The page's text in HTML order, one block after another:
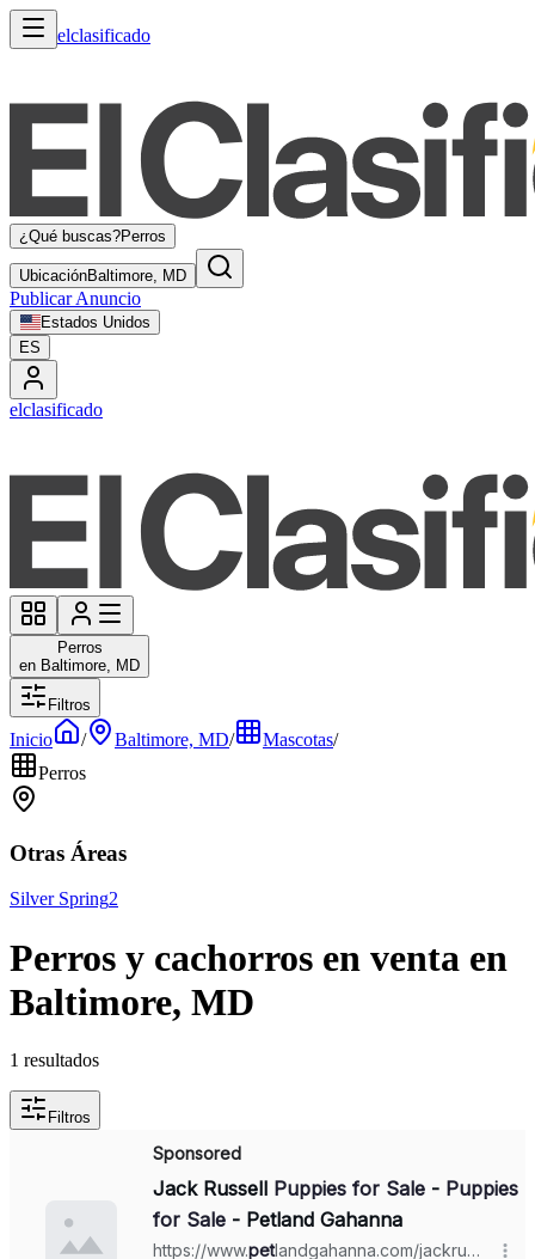
elclasificado
¿Qué buscas?Perros
UbicaciónBaltimore, MD
Publicar Anuncio
Estados Unidos
ES
elclasificado
Perros
en Baltimore, MD
Filtros
Inicio / Baltimore, MD/ Mascotas/
Perros
Otras Áreas
Silver Spring2
Perros y cachorros en venta en
Baltimore, MD
1 resultados
Filtros